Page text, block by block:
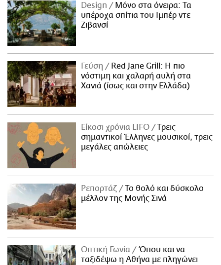
Design
Μόνο στα όνειρα: Τα
υπέροχα σπίτια του Ιμπέρ ντε
Ζιβανσί
Γεύση
Red Jane Grill: Η πιο
νόστιμη και χαλαρή αυλή στα
Χανιά (ίσως και στην Ελλάδα)
Είκοσι χρόνια LIFO
Tρεις
σημαντικοί Έλληνες μουσικοί, τρεις
μεγάλες απώλειες
Ρεπορτάζ
Το θολό και δύσκολο
μέλλον της Μονής Σινά
Οπτική Γωνία
Όπου και να
ταξιδέψω η Αθήνα με πληγώνει